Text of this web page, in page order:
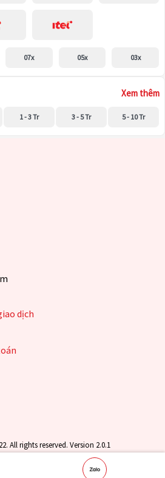
07x 05x 03x
Xem thêm
1 - 3 Tr 3 - 5 Tr 5 - 10 Tr
dịch
All rights reserved. Version 2.0.1